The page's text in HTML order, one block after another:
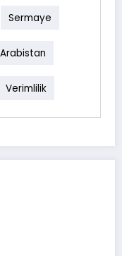
Sermaye
Verimlilik